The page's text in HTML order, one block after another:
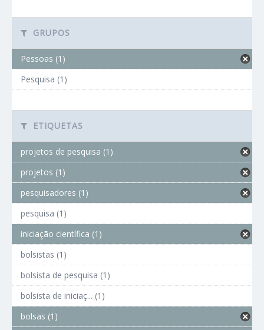
GRUPOS
Pessoas (1)
Pesquisa (1)
ETIQUETAS
projetos de pesquisa (1)
projetos (1)
pesquisadores (1)
pesquisa (1)
iniciação científica (1)
bolsistas (1)
bolsista de pesquisa (1)
bolsista de iniciaç... (1)
bolsas (1)